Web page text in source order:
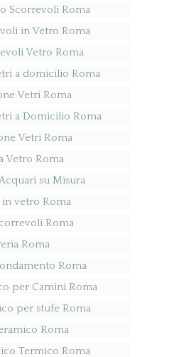
Scorrevoli Roma
in Vetro Roma
Vetro Roma
a domicilio Roma
Vetri Roma
a Domicilio Roma
Vetri Roma
Vetro Roma
su Misura
in vetro Roma
Roma
Roma
Roma
per Camini Roma
per stufe Roma
Roma
Termico Roma